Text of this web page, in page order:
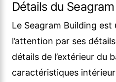
Détails du
Le Seagram Building
l’attention par ses
détails de l’extérieur du
caractéristiques